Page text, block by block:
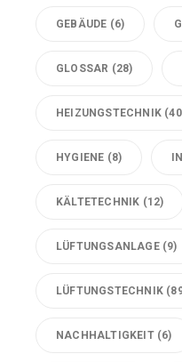
GEBÄUDE (6)
GLOSSAR (28)
HEIZUNGSTECHNIK
HYGIENE (8)
KÄLTETECHNIK (12)
LÜFTUNGSANLAGE(9)
LÜFTUNGSTECHNIK
NACHHALTIGKEIT(6)